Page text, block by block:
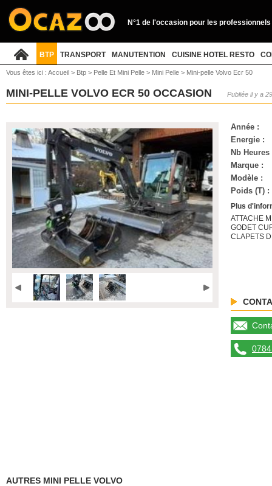
N°1 de l'occasion pour les professionnels
BTP TRANSPORT MANUTENTION CUISINE HOTEL RESTO
Vous êtes ici : Accueil > Btp > Pelle Et Mini Pelle > Mini Pelle > Mini-pelle Volvo Ecr 50
MINI-PELLE VOLVO ECR 50 OCCASION Publiée il y a
Année :
Energie :
Nb Heures
Marque :
Modèle :
Poids (T) :
Plus
ATTACHE
GODET
CLAPETS
AUTRES MINI PELLE VOLVO